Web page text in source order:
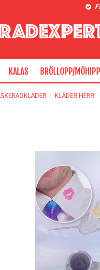
KALAS BRÖLLOPP/
KLÄDER HERR